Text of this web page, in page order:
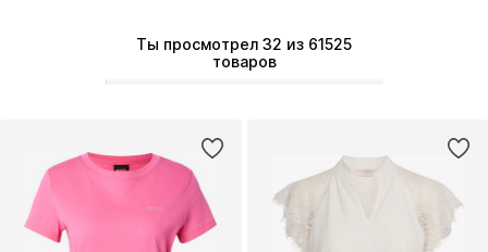
Ты просмотрел 32 из 61525
товаров